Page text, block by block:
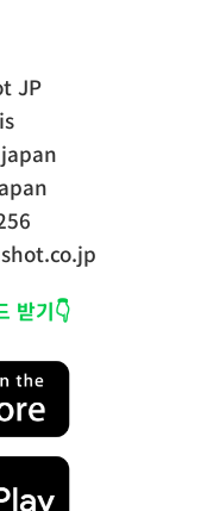
JP
받기👇